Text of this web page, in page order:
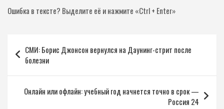
Ошибка в тексте? Выделите её и нажмите «Ctrl + Enter»
по
записям
СМИ: Борис Джонсон вернулся на Даунинг-стрит после
болезни
Онлайн или офлайн: учебный год начнется точно в срок —
Россия 24